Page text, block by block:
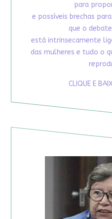
para
e possíveis brechas
que o
está intrinsecamente
das mulheres e tudo o
CLIQUE E